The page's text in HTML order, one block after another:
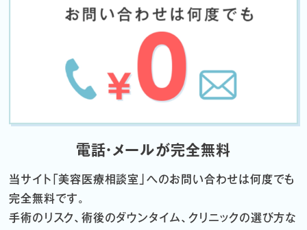
電話・メールが完全無料
当サイト「美容医療相談室」へのお問い合わせは何度でも
完全無料です。
手術のリスク、術後のダウンタイム、クリニックの選び方な